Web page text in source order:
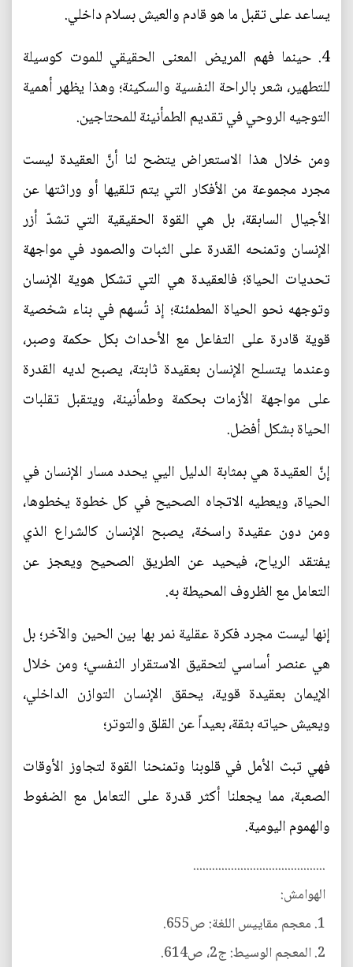
يساعد على تقبل ما هو قادم والعيش بسلام داخلي.
4. حينما فهم المريض المعنى الحقيقي للموت كوسيلة
للتطهير، شعر بالراحة النفسية والسكينة؛ وهذا يظهر أهمية
التوجيه الروحي في تقديم الطمأنينة للمحتاجين.
ومن خلال هذا الاستعراض يتضح لنا أنَّ العقيدة ليست
مجرد مجموعة من الأفكار التي يتم تلقيها أو وراثتها عن
الأجيال السابقة، بل هي القوة الحقيقية التي تشدّ أزر
الإنسان وتمنحه القدرة على الثبات والصمود في مواجهة
تحديات الحياة؛ فالعقيدة هي التي تشكل هوية الإنسان
وتوجهه نحو الحياة المطمئنة؛ إذ تُسهم في بناء شخصية
قوية قادرة على التفاعل مع الأحداث بكل حكمة وصبر،
وعندما يتسلح الإنسان بعقيدة ثابتة، يصبح لديه القدرة
على مواجهة الأزمات بحكمة وطمأنينة، ويتقبل تقلبات
الحياة بشكل أفضل.
إنَّ العقيدة هي بمثابة الدليل اليي يحدد مسار الإنسان في
الحياة، ويعطيه الاتجاه الصحيح في كل خطوة يخطوها،
ومن دون عقيدة راسخة، يصبح الإنسان كالشراع الذي
يفتقد الرياح، فيحيد عن الطريق الصحيح ويعجز عن
التعامل مع الظروف المحيطة به.
إنها ليست مجرد فكرة عقلية نمر بها بين الحين والآخر؛ بل
هي عنصر أساسي لتحقيق الاستقرار النفسي؛ ومن خلال
الإيمان بعقيدة قوية، يحقق الإنسان التوازن الداخلي،
ويعيش حياته بثقة، بعيداً عن القلق والتوتر؛
فهي تبث الأمل في قلوبنا وتمنحنا القوة لتجاوز الأوقات
الصعبة، مما يجعلنا أكثر قدرة على التعامل مع الضغوط
والهموم اليومية.
..........................................
الهوامش:
1. معجم مقاييس اللغة: ص655.
2. المعجم الوسيط: ج2، ص614.